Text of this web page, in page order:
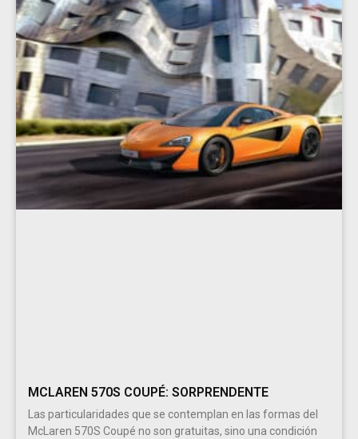
MCLAREN 570S COUPÉ: SORPRENDENTE
Las particularidades que se contemplan en las formas del
McLaren 570S Coupé no son gratuitas, sino una condición